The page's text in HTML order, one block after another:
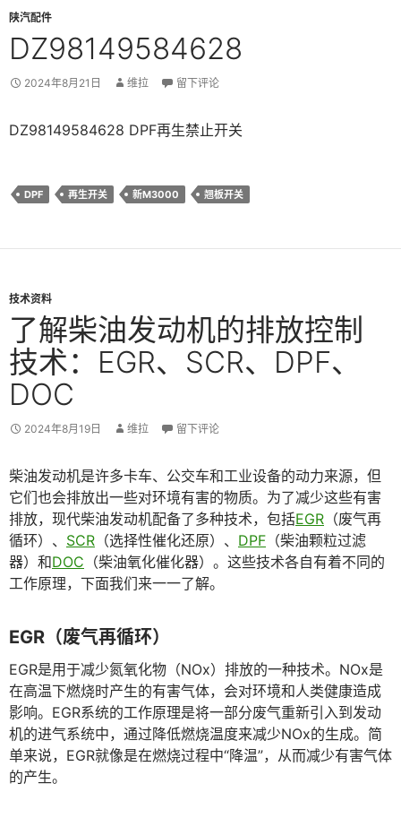
陕汽配件
DZ98149584628
2024年8月21日 维拉 留下评论
DZ98149584628 DPF再生禁止开关
DPF 再生开关 新M3000 翘板开关
技术资料
了解柴油发动机的排放控制
技术：EGR、SCR、DPF、
DOC
2024年8月19日 维拉 留下评论
柴油发动机是许多卡车、公交车和工业设备的动力来源，但
它们也会排放出一些对环境有害的物质。为了减少这些有害
排放，现代柴油发动机配备了多种技术，包括EGR （废气再
循环）、 SCR （选择性催化还原）、 DPF （柴油颗粒过滤
器）和DOC （柴油氧化催化器）。这些技术各自有着不同的
工作原理，下面我们来一一了解。
EGR（废气再循环）
EGR是用于减少氮氧化物（NOx）排放的一种技术。NOx是
在高温下燃烧时产生的有害气体，会对环境和人类健康造成
影响。EGR系统的工作原理是将一部分废气重新引入到发动
机的进气系统中，通过降低燃烧温度来减少NOx的生成。简
单来说，EGR就像是在燃烧过程中“降温”，从而减少有害气体
的产生。